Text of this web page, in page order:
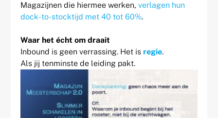
Magazijnen die hiermee werken, verlagen hun
dock-to-stocktijd met 40 tot 60%.
Waar het écht om draait
Inbound is geen verrassing. Het is regie.
Als jij tenminste de leiding pakt.